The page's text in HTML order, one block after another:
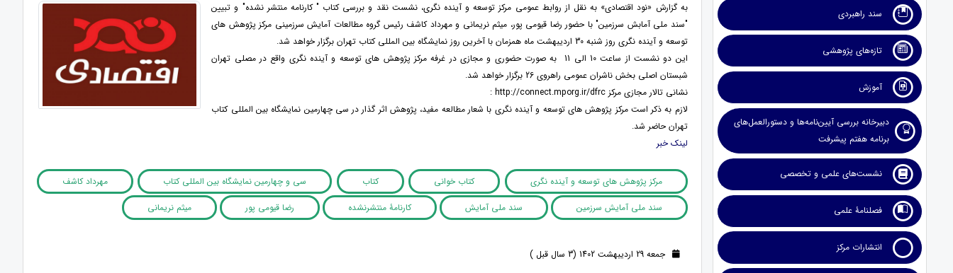
سند راهبردی
تازه‌های پژوهشی
آموزش
دبیرخانه بررسی آیین‌نامه‌ها و دستورالعمل‌های
برنامه هفتم پیشرفت
نشست‌های علمی و تخصصی
فصلنامۀ علمی
انتشارات مرکز
به گزارش «نود اقتصادی» به نقل از روابط عمومی مرکز توسعه و آینده نگری، نشست نقد و بررسی کتاب " کارنامه منتشر نشده" و تبیین
"سند ملی آمابش سرزمین" با حضور رضا قیومی پور، میثم نریمانی و مهرداد کاشف رئیس گروه مطالعات آمایش سرزمینی مرکز پژوهش های
توسعه و آینده نگری روز شنبه 30 اردیبهشت ماه همزمان با آخرین روز نمایشگاه بین المللی کتاب تهران برگزار خواهد شد.
این دو نشست از ساعت 10 الی 11 به صورت حضوری و مجازی در غرفه مرکز پژوهش های توسعه و آینده نگری واقع در مصلی تهران
شبستان اصلی بخش ناشران عمومی راهروی 26 برگزار خواهد شد.
نشانی تالار مجازی مرکزhttp://connect.mporg.ir/dfrc
:
لازم به ذکر است مرکز پژوهش های توسعه و آینده نگری با شعار مطالعه مفید، پژوهش اثر گذار در سی چهارمین نمایشگاه بین المللی کتاب
تهران حاضر شد.
لینک خبر
مرکز پژوهش های توسعه و آینده نگری کتاب خوانی کتاب سی و چهارمین نمایشگاه بین المللی کتاب
مهرداد کاشف
سند ملی آمایش سرزمین
سند ملی آمایش کارنامۀ منتشرنشده رضا قیومی ‏پور میثم نریمانی
جمعه 29 اردیبهشت 1402 (3 سال قبل )